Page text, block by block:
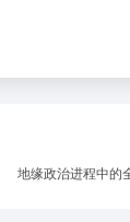
地缘政治进程中的